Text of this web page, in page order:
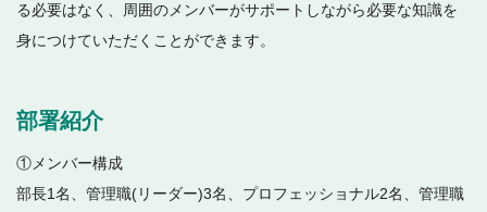
る必要はなく、周囲のメンバーがサポートしながら必要な知識を
身につけていただくことができます。
部署紹介
①メンバー構成
部長1名、管理職(リーダー)3名、プロフェッショナル2名、管理職